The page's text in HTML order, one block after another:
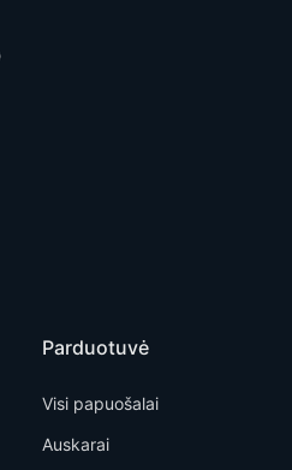
Parduotuvė
Visi papuošalai
Auskarai